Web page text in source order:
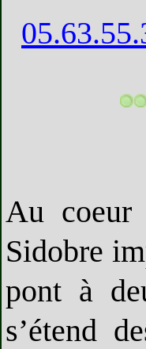
Au coeur
Sidobre
pont à
s’étend